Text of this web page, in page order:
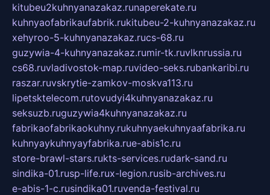
kitubeu2kuhnyanazakaz.runaperekate.ru
kuhnyaofabrikaufabrik.rukitubeu-2-kuhnyanazakaz.ru
xehyroo-5-kuhnyanazakaz.rucs-68.ru
guzywia-4-kuhnyanazakaz.rumir-tk.ruvlknrussia.ru
cs68.ruvladivostok-map.ruvideo-seks.rubankaribi.ru
raszar.ruvskrytie-zamkov-moskva113.ru
lipetsktelecom.rutovudyi4kuhnyanazakaz.ru
seksuzb.ruguzywia4kuhnyanazakaz.ru
fabrikaofabrikaokuhny.rukuhnyaekuhnyaafabrika.ru
kuhnyaykuhnyayfabrika.rue-abis1c.ru
store-brawl-stars.rukts-services.rudark-sand.ru
sindika-01.rusp-life.rux-legion.rusib-archives.ru
e-abis-1-c.rusindika01.ruvenda-festival.ru